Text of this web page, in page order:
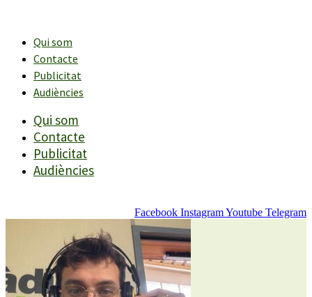
contingutQui som
Contacte
Publicitat
Audiències
Qui som
Contacte
Publicitat
Audiències
Facebook InstagramYoutube Telegram